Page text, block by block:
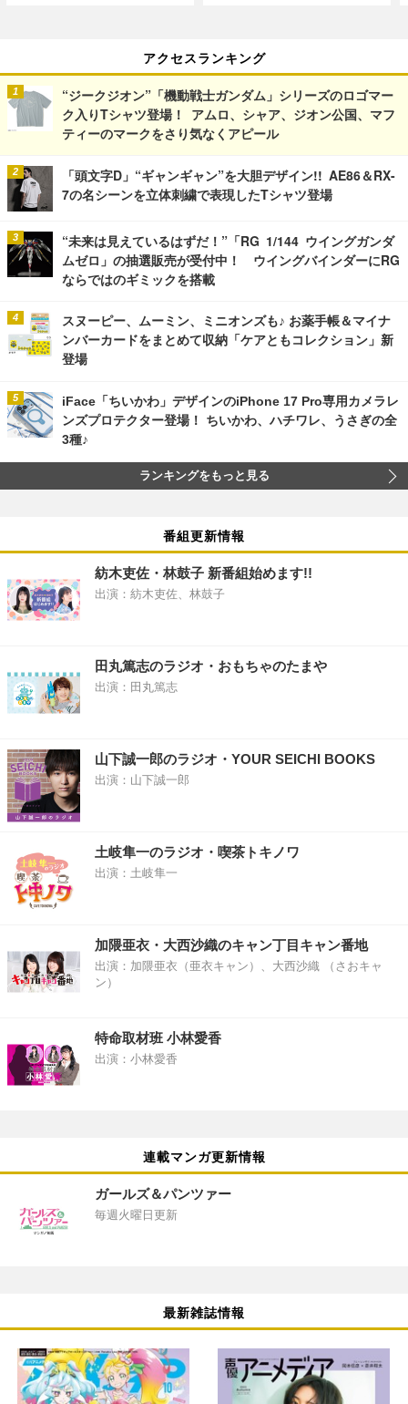
アクセスランキング
“ジークジオン”「機動戦士ガンダム」シリーズのロゴマー
ク入りTシャツ登場！ アムロ、シャア、ジオン公国、マフ
ティーのマークをさり気なくアピール
「頭文字D」“ギャンギャン”を大胆デザイン!! AE86＆RX-
7の名シーンを立体刺繍で表現したTシャツ登場
“未来は見えているはずだ！”「RG 1/144 ウイングガンダ
ムゼロ」の抽選販売が受付中！ ウイングバインダーにRG
ならではのギミックを搭載
スヌーピー、ムーミン、ミニオンズも♪ お薬手帳＆マイナ
ンバーカードをまとめて収納「ケアともコレクション」新
登場
iFace「ちいかわ」デザインのiPhone 17 Pro専用カメラレ
ンズプロテクター登場！ ちいかわ、ハチワレ、うさぎの全
3種♪
ランキングをもっと見る
番組更新情報
紡木吏佐・林鼓子 新番組始めます!!
出演：紡木吏佐、林鼓子
田丸篤志のラジオ・おもちゃのたまや
出演：田丸篤志
山下誠一郎のラジオ・YOUR SEICHI BOOKS
出演：山下誠一郎
土岐隼一のラジオ・喫茶トキノワ
出演：土岐隼一
加隈亜衣・大西沙織のキャン丁目キャン番地
出演：加隈亜衣（亜衣キャン）、大西沙織 （さおキャ
ン）
特命取材班 小林愛香
出演：小林愛香
連載マンガ更新情報
ガールズ＆パンツァー
毎週火曜日更新
最新雑誌情報